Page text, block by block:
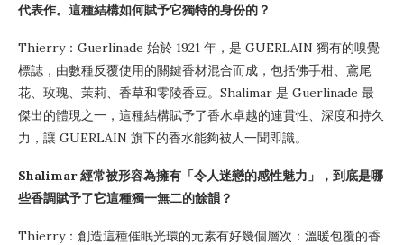
代表作。這種結構如何賦予它獨特的身份的？
Thierry：Guerlinade 始於 1921 年，是 GUERLAIN 獨有的嗅覺
標誌，由數種反覆使用的關鍵香材混合而成，包括佛手柑、鳶尾
花、玫瑰、茉莉、香草和零陵香豆。Shalimar 是 Guerlinade 最
傑出的體現之一，這種結構賦予了香水卓越的連貫性、深度和持久
力，讓 GUERLAIN 旗下的香水能夠被人一聞即識。
Shalimar 經常被形容為擁有「令人迷戀的感性魅力」，到底是哪
些香調賦予了它這種獨一無二的餘韻？
Thierry：創造這種催眠光環的元素有好幾個層次：溫暖包覆的香